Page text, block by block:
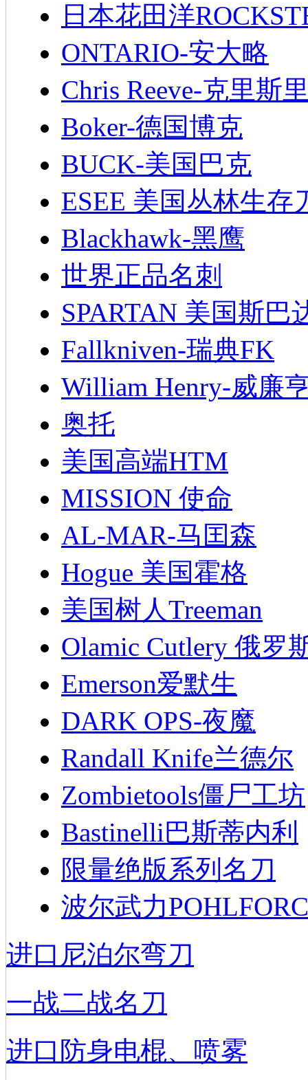
日本花田洋
ONTARIO-安大略
Chris Reeve-克里斯
Boker-德国博克
BUCK-美国巴克
ESEE 美国丛林生存
Blackhawk-黑鹰
世界正品名刺
SPARTAN 美国斯巴
Fallkniven-瑞典FK
William Henry-威廉
奥托
美国高端HTM
MISSION 使命
AL-MAR-马囯森
Hogue 美国霍格
美国树人Treeman
Olamic Cutlery 俄罗
Emerson爱默生
DARK OPS-夜魔
Randall Knife兰德尔
Zombietools僵尸工坊
Bastinelli巴斯蒂内利
限量绝版系列名刀
波尔武力
进口尼泊尔弯刀
一战二战名刀
进口防身电棍、喷雾